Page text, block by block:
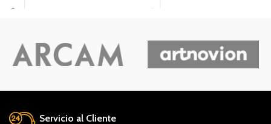
Servicio al Cliente